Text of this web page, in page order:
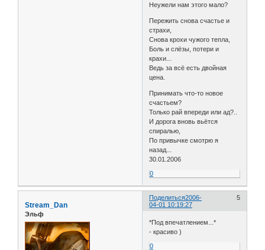
Неужели нам этого мало?
Пережить снова счастье и
страхи,
Снова крохи чужого тепла,
Боль и слёзы, потери и
крахи...
Ведь за всё есть двойная
цена.
Принимать что-то новое
счастьем?
Только рай впереди или ад?..
И дорога вновь вьётся
спиралью,
По привычке смотрю я
назад...
30.01.2006
0
Поделиться 5
2006-
04-01 10:19:27
Stream_Dan
Эльф
*Под впечатлением...*
- красиво )
0